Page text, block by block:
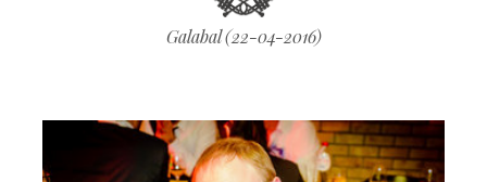
Galabal (22-04-2016)